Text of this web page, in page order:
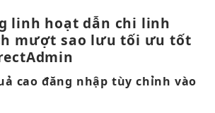
linh hoạt dẫn chi linh
mượt sao lưutối ưu tốt
cao đăng nhập tùy chỉnh vào